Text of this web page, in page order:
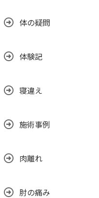
体の疑問
体験記
寝違え
施術事例
肉離れ
肘の痛み